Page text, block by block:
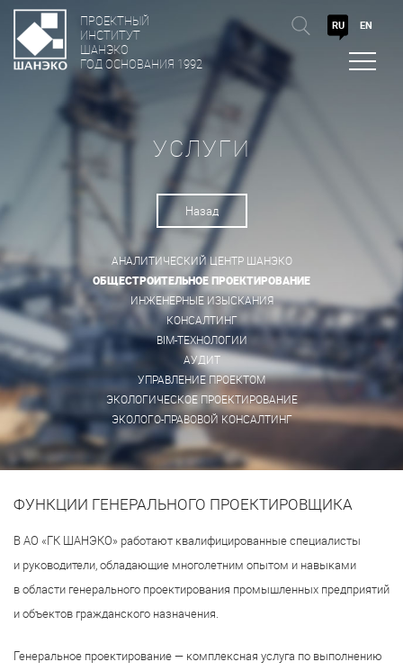
ПРОЕКТНЫЙ
ИНСТИТУТ
ШАНЭКО
ГОД ОСНОВАНИЯ 1992
RU EN
УСЛУГИ
Назад
АНАЛИТИЧЕСКИЙ ЦЕНТР ШАНЭКО
ОБЩЕСТРОИТЕЛЬНОЕ ПРОЕКТИРОВАНИЕ
ИНЖЕНЕРНЫЕ ИЗЫСКАНИЯ
КОНСАЛТИНГ
BIM-ТЕХНОЛОГИИ
АУДИТ
УПРАВЛЕНИЕ ПРОЕКТОМ
ЭКОЛОГИЧЕСКОЕ ПРОЕКТИРОВАНИЕ
ЭКОЛОГО-ПРАВОВОЙ КОНСАЛТИНГ
ФУНКЦИИ ГЕНЕРАЛЬНОГО ПРОЕКТИРОВЩИКА
В АО «ГК ШАНЭКО» работают квалифицированные специалисты
и руководители, обладающие многолетним опытом и навыками
в области генерального проектирования промышленных предприятий
и объектов гражданского назначения.
Генеральное проектирование — комплексная услуга по выполнению